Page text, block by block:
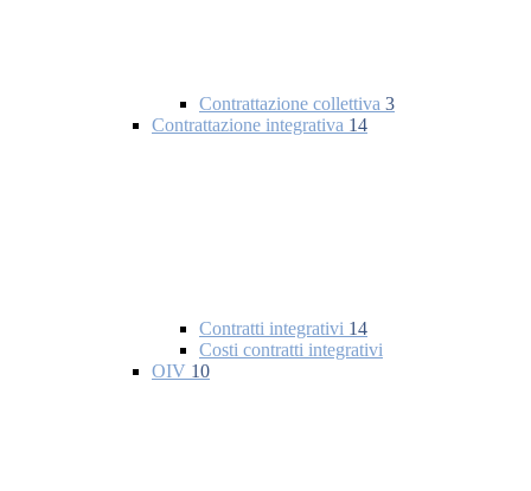
Contrattazione collettiva 3
Contrattazione integrativa 14
Contratti integrativi 14
Costi contratti integrativi
OIV 10